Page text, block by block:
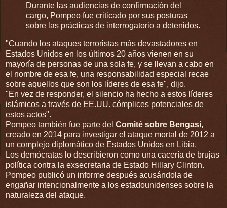
Durante las audiencias de confirmación del
cargo, Pompeo fue criticado por sus posturas
sobre las prácticas de interrogatorio a detenidos.
"Cuando los ataques terroristas más devastadores en
Estados Unidos en los últimos 20 años vienen en su
mayoría de personas de una sola fe, y se llevan a cabo en
el nombre de esa fe, una responsabilidad especial recae
sobre aquellos que son los líderes de esa fe", dijo.
"En vez de responder, el silencio ha hecho a estos líderes
islámicos a través de EE.UU. cómplices potenciales de
estos actos".
Pompeo también fue parte del Comité sobre Bengasi,
creado en 2014 para investigar el ataque mortal de 2012 a
un complejo diplomático de Estados Unidos en Libia.
Los demócratas lo describieron como una cacería de brujas
política contra la exsecretaria de Estado Hillary Clinton.
Pompeo publicó un informe después acusándola de
engañar intencionalmente a los estadounidenses sobre la
naturaleza del ataque.